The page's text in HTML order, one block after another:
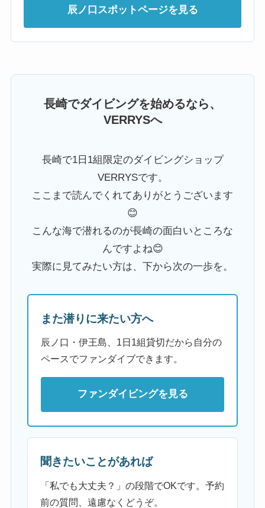
辰ノ口スポットページを見る
長崎でダイビングを始めるなら、
VERRYSへ
長崎で1日1組限定のダイビングショップ
VERRYSです。
ここまで読んでくれてありがとうございます
😊
こんな海で潜れるのが長崎の面白いところな
んですよね😊
実際に見てみたい方は、下から次の一歩を。
また潜りに来たい方へ
辰ノ口・伊王島、1日1組貸切だから自分の
ペースでファンダイブできます。
ファンダイビングを見る
聞きたいことがあれば
「私でも大丈夫？」の段階でOKです。予約
前の質問、遠慮なくどうぞ。